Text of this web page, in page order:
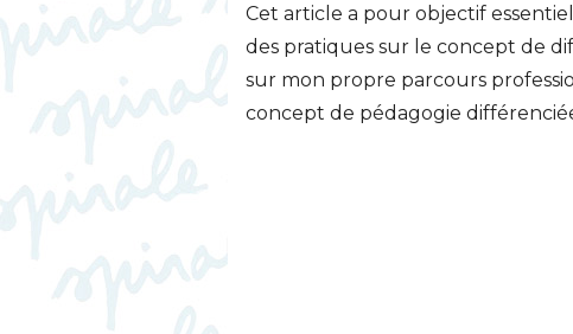
Cet article a pour objectif
des pratiques sur le concept de
sur mon propre parcours
concept de pédagogie